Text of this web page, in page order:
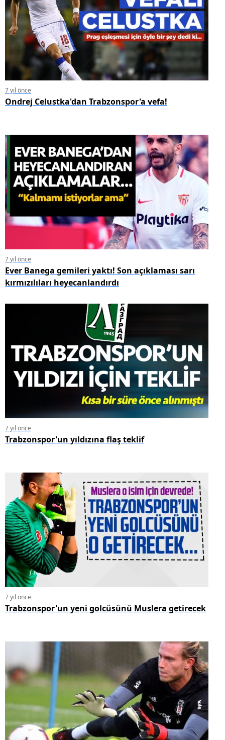
7 yıl önce
Ondrej Celustka'dan Trabzonspor'a vefa!
7 yıl önce
Ever Banega gemileri yaktı! Son açıklaması sarı
kırmızılıları heyecanlandırdı
7 yıl önce
Trabzonspor'un yıldızına flaş teklif
7 yıl önce
Trabzonspor'un yeni golcüsünü Muslera getirecek